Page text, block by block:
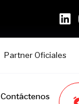
Partner Oficiales
Contáctenos